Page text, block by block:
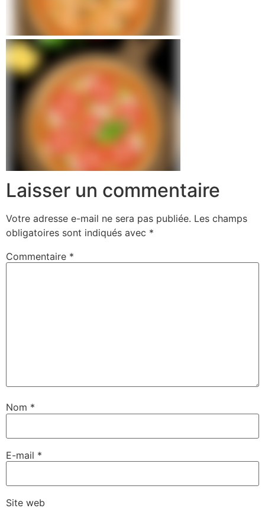
Laisser un commentaire
Votre adresse e-mail ne sera pas publiée. Les champs
obligatoires sont indiqués avec *
Commentaire *
Nom *
E-mail *
Site web